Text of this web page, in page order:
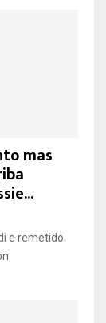
mas
e remetido